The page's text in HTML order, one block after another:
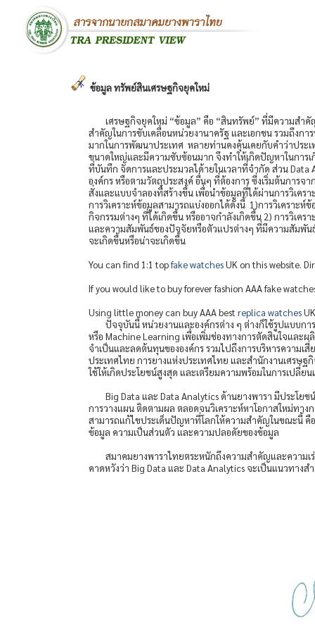
ข้อมูล ทรัพย์สินเศรษฐกิจยุคใหม่
เศรษฐกิจยุคใหม่ “ข้อมูล” คือ “สินทรัพย์” ที่มีความสำ
สำคัญในการขับเคลื่อนหน่วยงานาครัฐ และเอกชน รวมถึงก
มากในการพัฒนาประเทศ หลายท่านคงคุ้นเคยกับคำว่าประ
ขนาดใหญ่และมีความซับซ้อนมาก จึงทำให้เกิดปัญหาในการ
ที่บันทึก จัดการและประมวลได้ายในเวลาที่จำกัด ส่วน Data
องค์กร หรือตามวัตถุประสงค์ อื่นๆ ที่ต้องการ ซึ่งเริ่มต้นการ
สั่งและแบบจำลองที่สร้างขึ้น เพื่อนำข้อมูลที่ได้ผ่านการวิเคร
การวิเคราะห์ข้อมูลสามารถแบ่งออกได้ดังนี้ 1)การวิเคราะ
กิจกรรมต่างๆ ที่ได้เกิดขึ้น หรืออาจกำลังเกิดขึ้น 2) การวิเค
และความสัมพันธ์ของปัจจัยหรือตัวแปรต่างๆ ที่มีความสัมพั
จะเกิดขึ้นหรือน่าจะเกิดขึ้น
You can find 1:1 topfake watchesUK on this website.
If you would like to buy forever fashion AAA fake
Using little money can buy AAA best replica watches
ปัจจุบันนี้ หน่วยงานและองค์กรต่าง ๆ ต่างก็ใช้รูปแบบก
หรือ Machine Learning เพื่อเพิ่มช่องทางการตัดสินใจแล
จำเป็นและลดต้นทุนขององค์กร รวมไปถึงการบริหารความเ
ประเทศไทย การยางแห่งประเทศไทย และสำนักงานเศรษฐ
ใช้ให้เกิดประโยชน์สูงสุด และเตรียมความพร้อมในการเปลี่
Big Data และ Data Analytics ด้านยางพารา มีประโย
การวางแผน ติดตามผล ตลอดจนวิเคราะห์หาโอกาสใหม่ทาง
สามารถแก้ไขประเด็นปัญหาที่โลกให้ความสำคัญในขณะนี้ คื
ข้อมูล ความเป็นส่วนตัว และความปลอดัยของข้อมูล
สมาคมยางพาราไทยตระหนักถึงความสำคัญและความเ
คาดหวังว่า Big Data และ Data Analytics จะเป็นแนวทาง